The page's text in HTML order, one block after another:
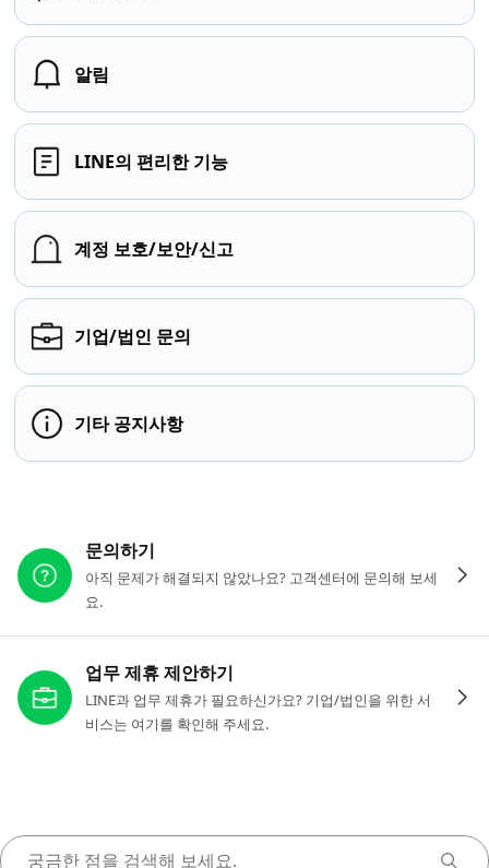
알림
LINE의 편리한 기능
계정 보호/보안/신고
기업/법인 문의
기타 공지사항
문의하기
아직 문제가 해결되지 않았나요? 고객센터에 문의해 보세
요.
업무 제휴 제안하기
LINE과 업무 제휴가 필요하신가요? 기업/법인을 위한 서
비스는 여기를 확인해 주세요.